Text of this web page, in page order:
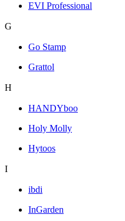
EVI Professional
G
Go Stamp
Grattol
H
HANDYboo
Holy Molly
Hytoos
I
ibdi
InGarden